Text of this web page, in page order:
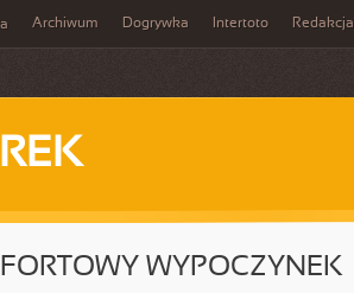
Archiwum Dogrywka Intertoto Redakcja
WYPOCZYNEK